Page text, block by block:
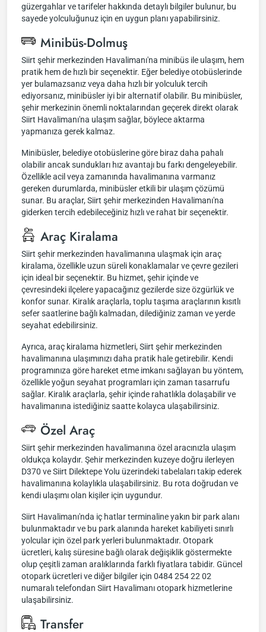
güzergahlar ve tarifeler hakkında detaylı bilgiler bulunur, bu
sayede yolculuğunuz için en uygun planı yapabilirsiniz.
Minibüs-Dolmuş
Siirt şehir merkezinden Havalimanı'na minibüs ile ulaşım, hem
pratik hem de hızlı bir seçenektir. Eğer belediye otobüslerinde
yer bulamazsanız veya daha hızlı bir yolculuk tercih
ediyorsanız, minibüsler iyi bir alternatif olabilir. Bu minibüsler,
şehir merkezinin önemli noktalarından geçerek direkt olarak
Siirt Havalimanı'na ulaşım sağlar, böylece aktarma
yapmanıza gerek kalmaz.
Minibüsler, belediye otobüslerine göre biraz daha pahalı
olabilir ancak sundukları hız avantajı bu farkı dengeleyebilir.
Özellikle acil veya zamanında havalimanına varmanız
gereken durumlarda, minibüsler etkili bir ulaşım çözümü
sunar. Bu araçlar, Siirt şehir merkezinden Havalimanı'na
giderken tercih edebileceğiniz hızlı ve rahat bir seçenektir.
Araç Kiralama
Siirt şehir merkezinden havalimanına ulaşmak için araç
kiralama, özellikle uzun süreli konaklamalar ve çevre gezileri
için ideal bir seçenektir. Bu hizmet, şehir içinde ve
çevresindeki ilçelere yapacağınız gezilerde size özgürlük ve
konfor sunar. Kiralık araçlarla, toplu taşıma araçlarının kısıtlı
sefer saatlerine bağlı kalmadan, dilediğiniz zaman ve yerde
seyahat edebilirsiniz.
Ayrıca, araç kiralama hizmetleri, Siirt şehir merkezinden
havalimanına ulaşımınızı daha pratik hale getirebilir. Kendi
programınıza göre hareket etme imkanı sağlayan bu yöntem,
özellikle yoğun seyahat programları için zaman tasarrufu
sağlar. Kiralık araçlarla, şehir içinde rahatlıkla dolaşabilir ve
havalimanına istediğiniz saatte kolayca ulaşabilirsiniz.
Özel Araç
Siirt şehir merkezinden havalimanına özel aracınızla ulaşım
oldukça kolaydır. Şehir merkezinden kuzeye doğru ilerleyen
D370 ve Siirt Dilektepe Yolu üzerindeki tabelaları takip ederek
havalimanına kolaylıkla ulaşabilirsiniz. Bu rota doğrudan ve
kendi ulaşımı olan kişiler için uygundur.
Siirt Havalimanı'nda iç hatlar terminaline yakın bir park alanı
bulunmaktadır ve bu park alanında hareket kabiliyeti sınırlı
yolcular için özel park yerleri bulunmaktadır. Otopark
ücretleri, kalış süresine bağlı olarak değişiklik göstermekte
olup çeşitli zaman aralıklarında farklı fiyatlara tabidir. Güncel
otopark ücretleri ve diğer bilgiler için 0484 254 22 02
numaralı telefondan Siirt Havalimanı otopark hizmetlerine
ulaşabilirsiniz.
Transfer